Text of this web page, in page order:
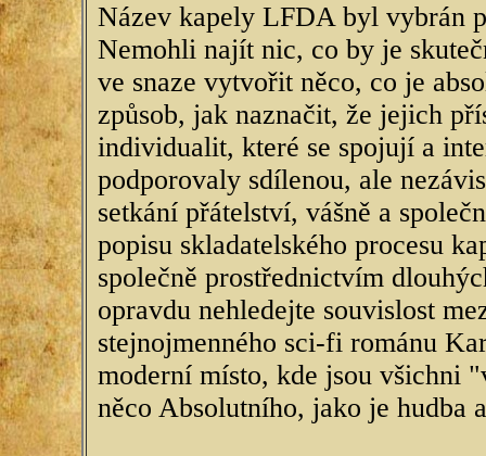
Název kapely LFDA byl vybrán
Nemohli najít nic, co by je
ve snaze vytvořit něco, co je
způsob, jak naznačit, že jejich
individualit, které se spojují a
podporovaly sdílenou, ale
setkání přátelství, vášně a
popisu skladatelského procesu
společně prostřednictvím
opravdu nehledejte souvislost
stejnojmenného sci-fi románu
moderní místo, kde jsou všichni
něco Absolutního, jako je hudba